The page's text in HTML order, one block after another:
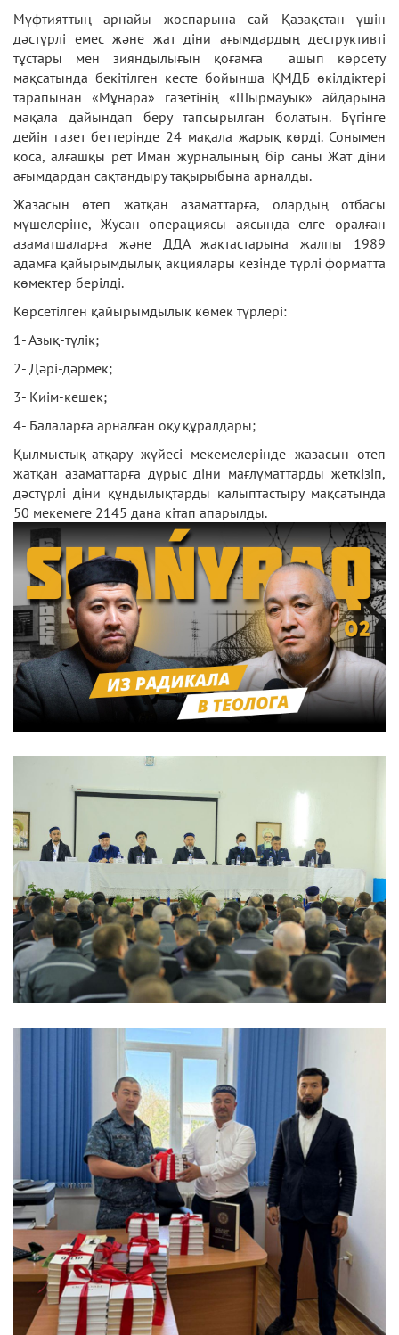
Мүфтияттың арнайы жоспарына сай Қазақстан үшін
дәстүрлі емес және жат діни ағымдардың деструктивті
тұстары мен зияндылығын қоғамға ашып көрсету
мақсатында бекітілген кесте бойынша ҚМДБ өкілдіктері
тарапынан «Мұнара» газетінің «Шырмауық» айдарына
мақала дайындап беру тапсырылған болатын. Бүгінге
дейін газет беттерінде 24 мақала жарық көрді. Сонымен
қоса, алғашқы рет Иман журналының бір саны Жат діни
ағымдардан сақтандыру тақырыбына арналды.
Жазасын өтеп жатқан азаматтарға, олардың отбасы
мүшелеріне, Жусан операциясы аясында елге оралған
азаматшаларға және ДДА жақтастарына жалпы 1989
адамға қайырымдылық акциялары кезінде түрлі форматта
көмектер берілді.
Көрсетілген қайырымдылық көмек түрлері:
1- Азық-түлік;
2- Дәрі-дәрмек;
3- Киім-кешек;
4- Балаларға арналған оқу құралдары;
Қылмыстық-атқару жүйесі мекемелерінде жазасын өтеп
жатқан азаматтарға дұрыс діни мағлұматтарды жеткізіп,
дәстүрлі діни құндылықтарды қалыптастыру мақсатында
50 мекемеге 2145 дана кітап апарылды.